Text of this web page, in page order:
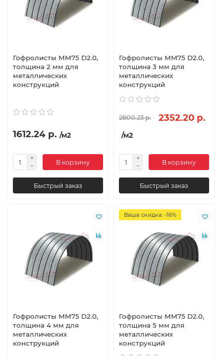
Гофролисты ММ75 D2.0,
толщина 2 мм для
металлических
конструкций
1612.24 р. /м2
В корзину
Быстрый заказ
Гофролисты ММ75 D2.0,
толщина 3 мм для
металлических
конструкций
2800.23 р. 2352.20 р.
/м2
В корзину
Быстрый заказ
Гофролисты ММ75 D2.0,
толщина 4 мм для
металлических
конструкций
Ваша скидка: -16%
Гофролисты ММ75 D2.0,
толщина 5 мм для
металлических
конструкций